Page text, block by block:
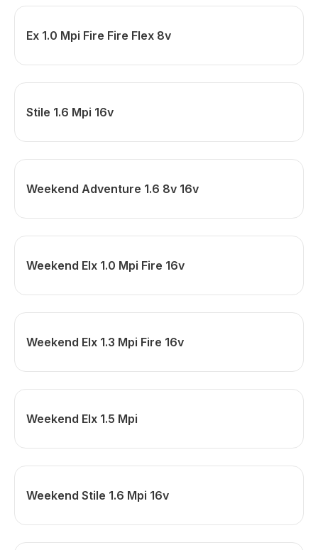
Ex 1.0 Mpi Fire Fire Flex 8v
Stile 1.6 Mpi 16v
Weekend Adventure 1.6 8v 16v
Weekend Elx 1.0 Mpi Fire 16v
Weekend Elx 1.3 Mpi Fire 16v
Weekend Elx 1.5 Mpi
Weekend Stile 1.6 Mpi 16v